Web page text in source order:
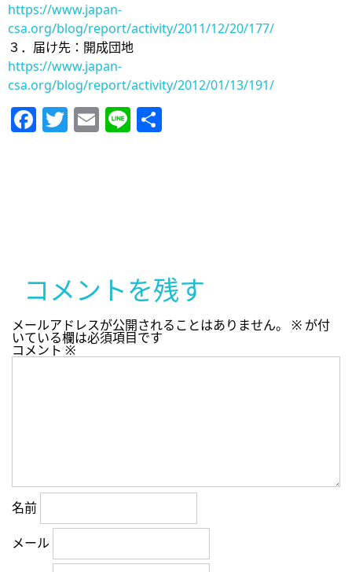
https://www.japan-
csa.org/blog/report/activity/2011/12/20/177/
３．届け先：開成団地
https://www.japan-
csa.org/blog/report/activity/2012/01/13/191/
Facebook
Twitter
Email
Line
コメントを残す
メールアドレスが公開されることはありません。 ※ が付
いている欄は必須項目です
コメント ※
名前
メール